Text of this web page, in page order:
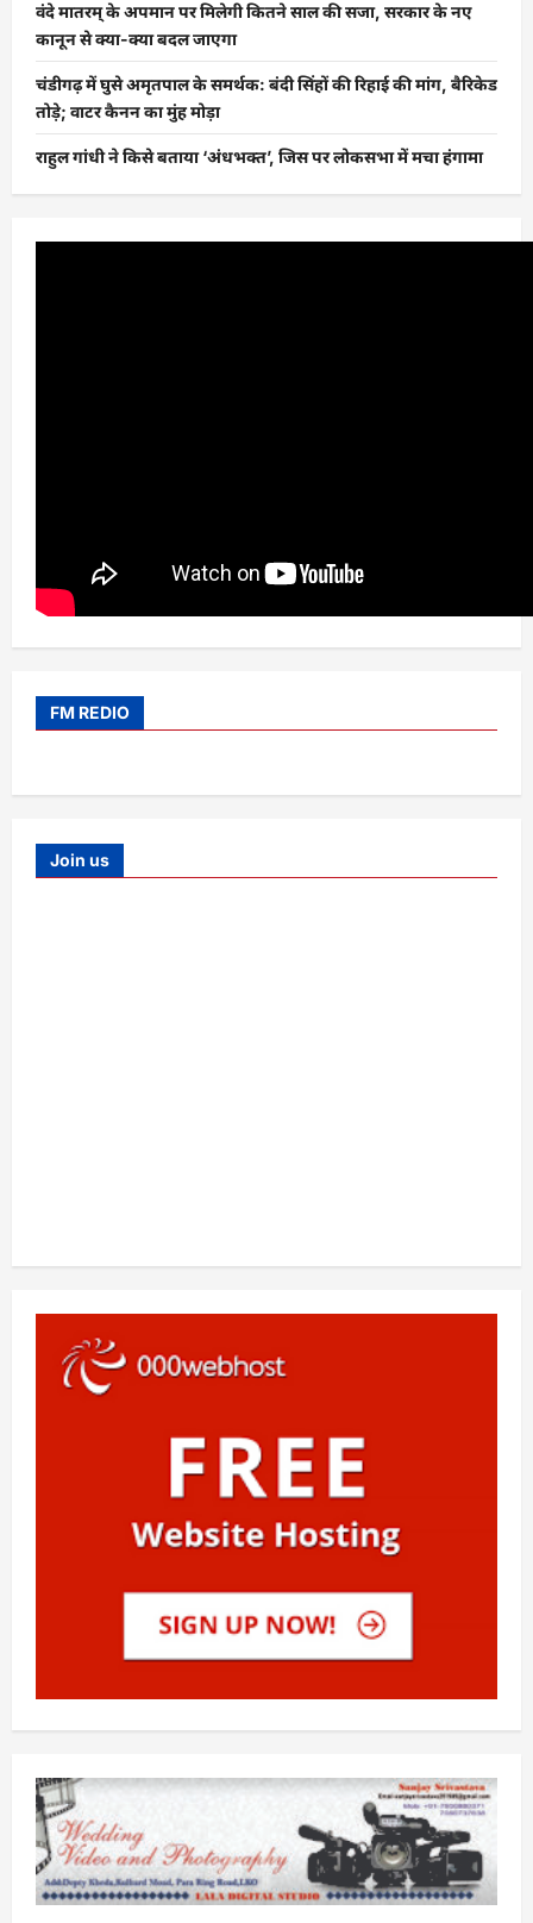
वंदे मातरम् के अपमान पर मिलेगी कितने साल की सजा, सरकार के नए
कानून से क्या-क्या बदल जाएगा
चंडीगढ़ में घुसे अमृतपाल के समर्थक: बंदी सिंहों की रिहाई की मांग, बैरिकेड
तोड़े; वाटर कैनन का मुंह मोड़ा
राहुल गांधी ने किसे बताया ‘अंधभक्त’, जिस पर लोकसभा में मचा हंगामा
FM REDIO
Join us